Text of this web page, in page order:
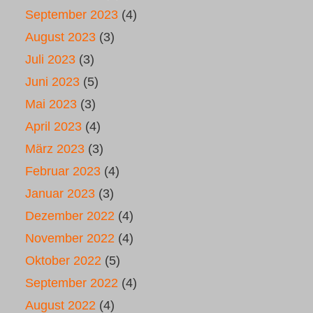
September 2023 (4)
August 2023 (3)
Juli 2023 (3)
Juni 2023 (5)
Mai 2023 (3)
April 2023 (4)
März 2023 (3)
Februar 2023 (4)
Januar 2023 (3)
Dezember 2022 (4)
November 2022 (4)
Oktober 2022 (5)
September 2022 (4)
August 2022 (4)